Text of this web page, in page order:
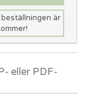
är
eller PDF-